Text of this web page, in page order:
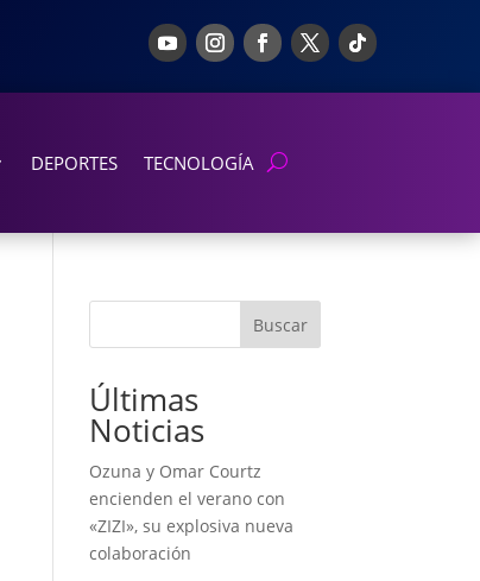
DEPORTES TECNOLOGÍA
Buscar
Últimas
Noticias
Ozuna y Omar Courtz
encienden el verano con
«ZIZI», su explosiva nueva
colaboración